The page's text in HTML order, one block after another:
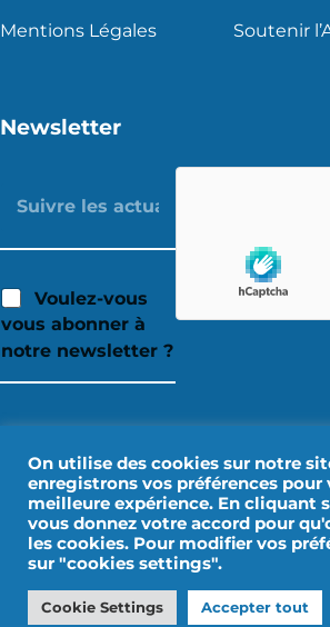
Mentions Légales Soutenir
Newsletter
Voulez-vous
vous abonner à
notre newsletter ?
Mentions Légales
Données personnelles
On utilise des cookies sur notre
enregistrons vos préférences pour
meilleure expérience. En cliquant
vous donnez votre accord pour
les cookies. Pour modifier vos
sur "cookies settings".
Cookie Settings Accepter tout